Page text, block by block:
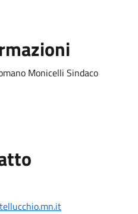
Monicelli Sindaco